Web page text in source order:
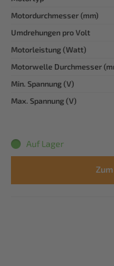
Motordurchmesser (mm)
Umdrehungen pro Volt
Motorleistung (Watt)
Motorwelle Durchmesser
Min. Spannung (V)
Max. Spannung (V)
Auf Lager